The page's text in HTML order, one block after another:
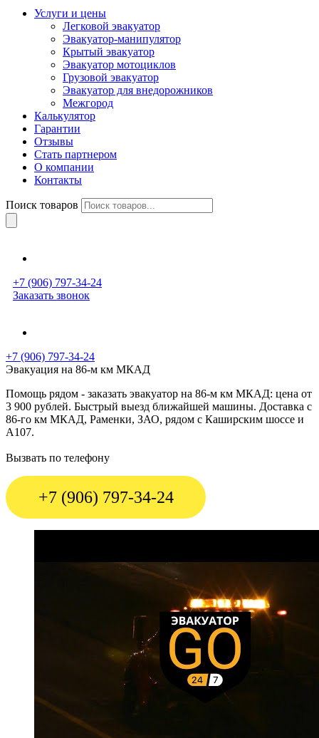
Услуги и цены
Легковой эвакуатор
Эвакуатор-манипулятор
Крытый эвакуатор
Эвакуатор мотоциклов
Грузовой эвакуатор
Эвакуатор для внедорожников
Межгород
Калькулятор
Гарантии
Отзывы
Стать партнером
О компании
Контакты
Поиск товаров
+7 (906) 797-34-24
Заказать звонок
+7 (906) 797-34-24
Эвакуация на 86-м км МКАД
Помощь рядом - заказать эвакуатор на 86-м км МКАД: цена от
3 900 рублей. Быстрый выезд ближайшей машины. Доставка с
86-го км МКАД, Раменки, ЗАО, рядом с Каширским шоссе и
А107.
Вызвать по телефону
+7 (906) 797-34-24